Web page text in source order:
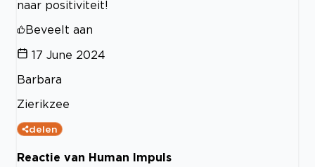
naar positiviteit!
Beveelt aan
17 June 2024
Barbara
Zierikzee
delen
Reactie van Human Impuls